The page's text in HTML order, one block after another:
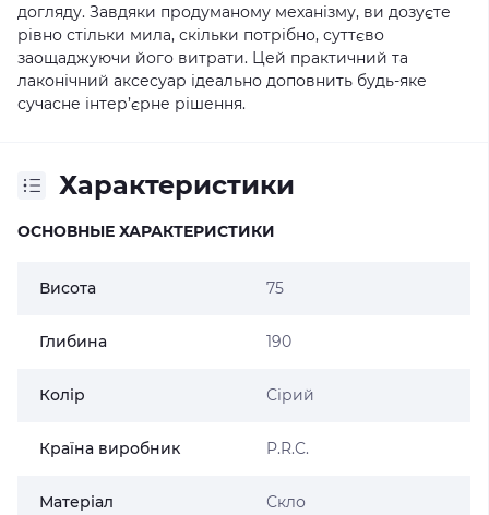
догляду. Завдяки продуманому механізму, ви дозуєте
рівно стільки мила, скільки потрібно, суттєво
заощаджуючи його витрати. Цей практичний та
лаконічний аксесуар ідеально доповнить будь-яке
сучасне інтер’єрне рішення.
Характеристики
ОСНОВНЫЕ ХАРАКТЕРИСТИКИ
Висота 75
Глибина 190
Колір Сірий
Країна виробник P.R.C.
Матеріал Скло